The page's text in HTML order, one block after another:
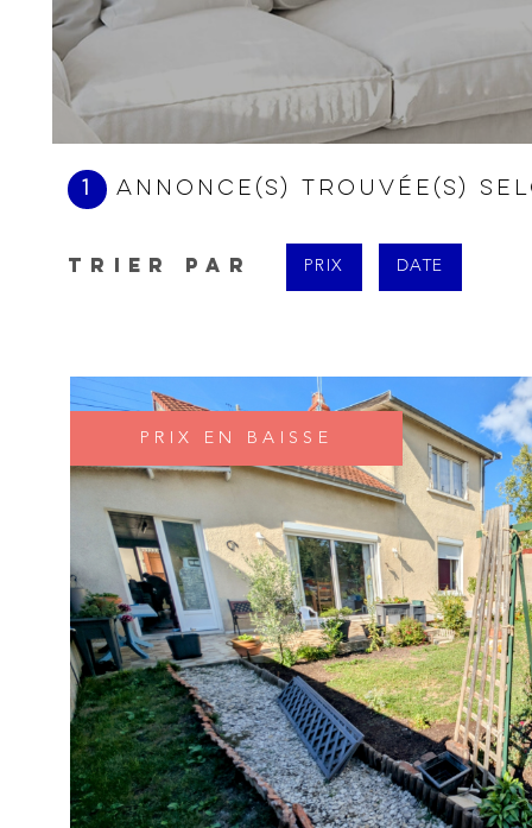
annonce(s) trouvée(s)
TRIER PAR PRIX DATE
PRIX EN BAISSE
VOIR LE